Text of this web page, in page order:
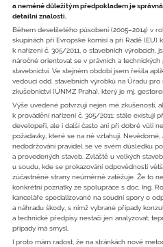
a neméně důležitým předpokladem je
detailní znalosti.
Během desetiletého působení (2005–2014) v
skupinách při Evropské komisi a při Radě (EU)
k nařízení č. 305/2011, o stavebních výrobcích,
náročné orientovat se v právních a
stavebnictví. Ve stejném období jsem řešila
vedoucí odd. stavebních výrobků na Úřadu pro
zkušebnictví (ÚNMZ Praha), který je mj.
Výše uvedené potvrzují nejen mé zkušenosti,
k provádění nařízení č. 305/2011: stále existují
developeři, ale i další často ani při dobré vůli
požadavky, které se na ně vztahují.
nedodržování pravidel se ve svém důsledku
a provedených staveb. Zvláště u velkých
u soudu, kde se prokazování odpovědnosti
zúčastněné strany neúměrně zatěžuje. Že to
konkrétní poznatky ze spolupráce s doc. Ing.
kanceláře specializované na soudní spory o
a náhradu škody, s nímž vybrané případy
a technické předpisy nestačí jen analyzovat;
případy má smysl.
I proto mám radost, že na stránkách nové